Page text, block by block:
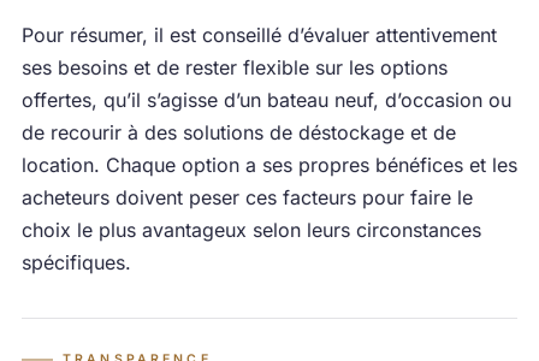
Pour résumer, il est conseillé d’évaluer attentivement
ses besoins et de rester flexible sur les options
offertes, qu’il s’agisse d’un bateau neuf, d’occasion ou
de recourir à des solutions de déstockage et de
location. Chaque option a ses propres bénéfices et les
acheteurs doivent peser ces facteurs pour faire le
choix le plus avantageux selon leurs circonstances
spécifiques.